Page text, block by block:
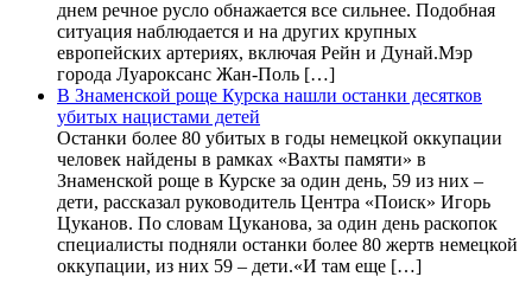
днем речное русло обнажается все сильнее. Подобная
ситуация наблюдается и на других крупных
европейских артериях, включая Рейн и Дунай.Мэр
города Луароксанс Жан-Поль […]
В Знаменской роще Курска нашли останки десятков
убитых нацистами детей
Останки более 80 убитых в годы немецкой оккупации
человек найдены в рамках «Вахты памяти» в
Знаменской роще в Курске за один день, 59 из них –
дети, рассказал руководитель Центра «Поиск» Игорь
Цуканов. По словам Цуканова, за один день раскопок
специалисты подняли останки более 80 жертв немецкой
оккупации, из них 59 – дети.«И там еще […]